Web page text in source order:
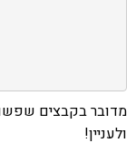
מדובר בקבצים
ולעניין!